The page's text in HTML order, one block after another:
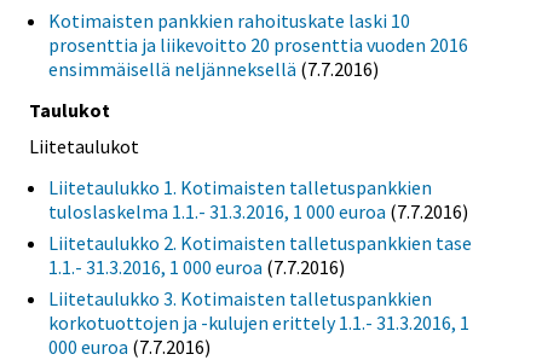
Kotimaisten pankkien rahoituskate laski 10
prosenttia ja liikevoitto 20 prosenttia vuoden 2016
ensimmäisellä neljänneksellä (7.7.2016)
Taulukot
Liitetaulukot
Liitetaulukko 1. Kotimaisten talletuspankkien
tuloslaskelma 1.1.- 31.3.2016, 1 000 euroa (7.7.2016)
Liitetaulukko 2. Kotimaisten talletuspankkien tase
1.1.- 31.3.2016, 1 000 euroa (7.7.2016)
Liitetaulukko 3. Kotimaisten talletuspankkien
korkotuottojen ja -kulujen erittely 1.1.- 31.3.2016, 1
000 euroa (7.7.2016)